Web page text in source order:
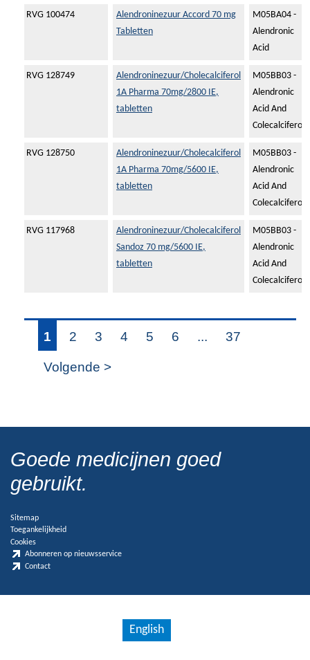
RVG 100474
Alendroninezuur Accord 70 mg
Tabletten
M05BA04 -
Alendronic
Acid
RVG 128749
Alendroninezuur/Cholecalciferol
1A Pharma 70mg/2800 IE,
tabletten
M05BB03 -
Alendronic
Acid And
Colecalciferol
RVG 128750
Alendroninezuur/Cholecalciferol
1A Pharma 70mg/5600 IE,
tabletten
M05BB03 -
Alendronic
Acid And
Colecalciferol
RVG 117968
Alendroninezuur/Cholecalciferol
Sandoz 70 mg/5600 IE,
tabletten
M05BB03 -
Alendronic
Acid And
Colecalciferol
1 2 3 4 5 6 ... 37
Volgende >
Goede medicijnen goed
gebruikt.
Sitemap
Toegankelijkheid
Cookies
Abonneren op nieuwsservice
Contact
English